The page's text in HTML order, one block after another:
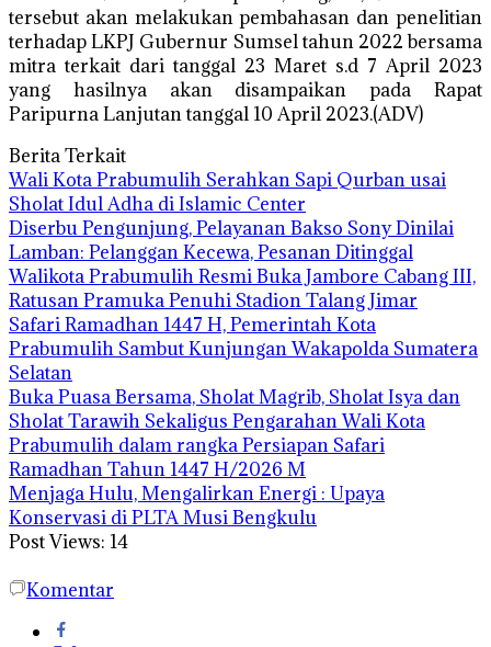
tersebut akan melakukan pembahasan dan penelitian
terhadap LKPJ Gubernur Sumsel tahun 2022 bersama
mitra terkait dari tanggal 23 Maret s.d 7 April 2023
yang hasilnya akan disampaikan pada Rapat
Paripurna Lanjutan tanggal 10 April 2023.(ADV)
Berita Terkait
Wali Kota Prabumulih Serahkan Sapi Qurban usai
Sholat Idul Adha di Islamic Center
Diserbu Pengunjung, Pelayanan Bakso Sony Dinilai
Lamban: Pelanggan Kecewa, Pesanan Ditinggal
Walikota Prabumulih Resmi Buka Jambore Cabang III,
Ratusan Pramuka Penuhi Stadion Talang Jimar
Safari Ramadhan 1447 H, Pemerintah Kota
Prabumulih Sambut Kunjungan Wakapolda Sumatera
Selatan
Buka Puasa Bersama, Sholat Magrib, Sholat Isya dan
Sholat Tarawih Sekaligus Pengarahan Wali Kota
Prabumulih dalam rangka Persiapan Safari
Ramadhan Tahun 1447 H/2026 M
Menjaga Hulu, Mengalirkan Energi : Upaya
Konservasi di PLTA Musi Bengkulu
Post Views: 14
Komentar